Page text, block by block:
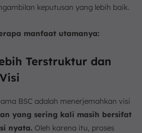
keputusan yang lebih baik.
manfaat utamanya:
Terstruktur dan
BSC adalah menerjemahkan visi
yang sering kali masih bersifat
nyata. Oleh karena itu, proses